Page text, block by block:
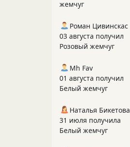
жемчуг
Роман Цивинскас
03 августа получил
Розовый жемчуг
Mh Fav
01 августа получил
Белый жемчуг
Наталья Бикетова
31 июля получила
Белый жемчуг